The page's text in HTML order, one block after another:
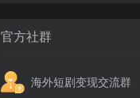
官方社群
海外短剧变现交流群